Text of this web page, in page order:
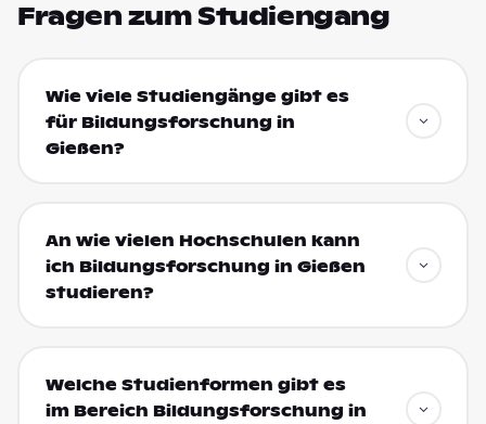
Fragen zum Studiengang
Wie viele Studiengänge gibt es
für Bildungsforschung in
Gießen?
An wie vielen Hochschulen kann
ich Bildungsforschung in Gießen
studieren?
Welche Studienformen gibt es
im Bereich Bildungsforschung in